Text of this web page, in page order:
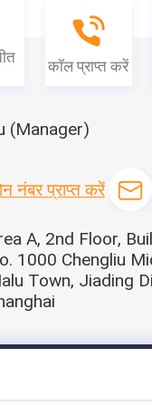
आपूर्ति की क्षमता
500,000 प्रति
कॉल प्राप्त करें
(Manager)
नंबर प्राप्त करें
A, 2nd Floor,
1000 Chengliu
Town, Jiading